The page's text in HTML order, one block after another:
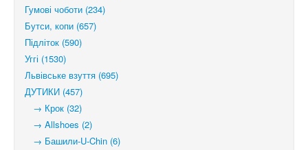
Гумові чоботи (234)
Бутси, копи (657)
Підліток (590)
Уггі (1530)
Львівське взуття (695)
ДУТИКИ (457)
→ Крок (32)
→ Allshoes (2)
→ Башили-U-Chin (6)